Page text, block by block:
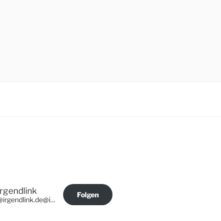
@irgendlink.de@irgendlink.de
Folgen